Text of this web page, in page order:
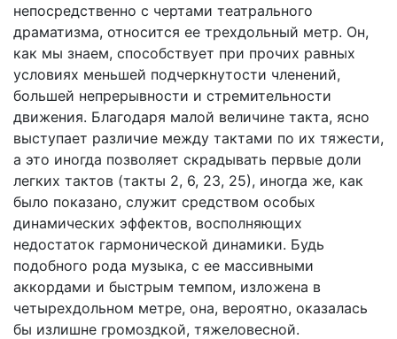
непосредственно с чертами театрального
драматизма, относится ее трехдольный метр. Он,
как мы знаем, способствует при прочих равных
условиях меньшей подчеркнутости членений,
большей непрерывности и стремительности
движения. Благодаря малой величине такта, ясно
выступает различие между тактами по их тяжести,
а это иногда позволяет скрадывать первые доли
легких тактов (такты 2, 6, 23, 25), иногда же, как
было показано, служит средством особых
динамических эффектов, восполняющих
недостаток гармонической динамики. Будь
подобного рода музыка, с ее массивными
аккордами и быстрым темпом, изложена в
четырехдольном метре, она, вероятно, оказалась
бы излишне громоздкой, тяжеловесной.